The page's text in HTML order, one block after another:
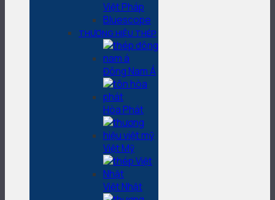
Việt Pháp
Bluescope
THƯƠNG HIỆU THÉP
Đông Nam Á
Hòa Phát
Việt Mỹ
Việt Nhật